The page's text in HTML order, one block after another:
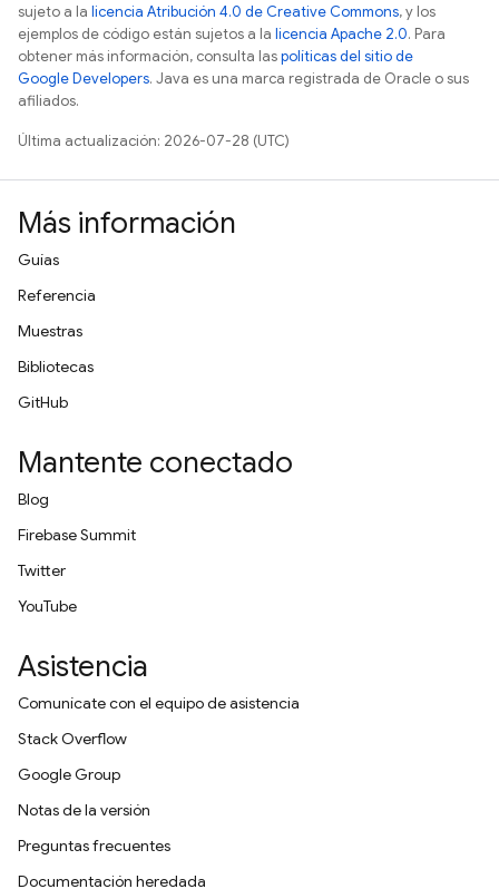
sujeto a la licencia Atribución 4.0 de Creative Commons, y los
ejemplos de código están sujetos a la licencia Apache 2.0. Para
obtener más información, consulta laspolíticas del sitio de
Google Developers. Java es una marca registrada de Oracle o sus
afiliados.
Última actualización: 2026-07-28 (UTC)
Más información
Guías
Referencia
Muestras
Bibliotecas
GitHub
Mantente conectado
Blog
Firebase Summit
Twitter
YouTube
Asistencia
Comunícate con el equipo de asistencia
Stack Overflow
Google Group
Notas de la versión
Preguntas frecuentes
Documentación heredada